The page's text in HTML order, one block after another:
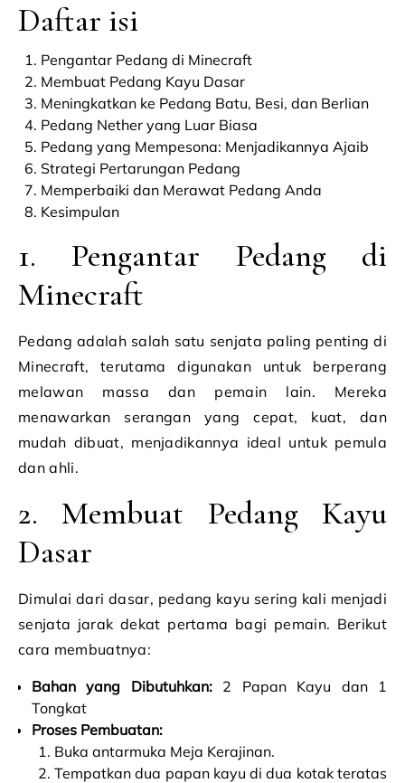
Daftar isi
Pengantar Pedang di Minecraft
Membuat Pedang Kayu Dasar
Meningkatkan ke Pedang Batu, Besi, dan Berlian
Pedang Nether yang Luar Biasa
Pedang yang Mempesona: Menjadikannya Ajaib
Strategi Pertarungan Pedang
Memperbaiki dan Merawat Pedang Anda
Kesimpulan
1. Pengantar Pedang di
Minecraft
Pedang adalah salah satu senjata paling penting di
Minecraft, terutama digunakan untuk berperang
melawan massa dan pemain lain. Mereka
menawarkan serangan yang cepat, kuat, dan
mudah dibuat, menjadikannya ideal untuk pemula
dan ahli.
2. Membuat Pedang Kayu
Dasar
Dimulai dari dasar, pedang kayu sering kali menjadi
senjata jarak dekat pertama bagi pemain. Berikut
cara membuatnya:
Bahan yang Dibutuhkan:2 Papan Kayu dan 1
Tongkat
Proses Pembuatan:
Buka antarmuka Meja Kerajinan.
Tempatkan dua papan kayu di dua kotak teratas